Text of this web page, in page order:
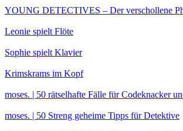
YOUNG DETECTIVES – Der verschollene
Leonie spielt Flöte
Sophie spielt Klavier
Krimskrams im Kopf
moses. | 50 rätselhafte Fälle für Codeknacker
moses. | 50 Streng geheime Tipps für Detektive